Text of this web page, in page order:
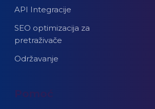
API Integracije
SEO optimizacija za
pretraživače
Održavanje
Pomoć